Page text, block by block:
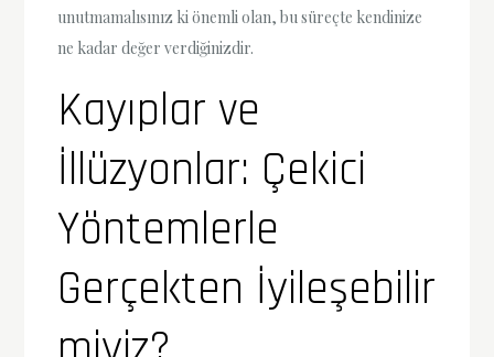
unutmamalısınız ki önemli olan, bu süreçte kendinize
ne kadar değer verdiğinizdir.
Kayıplar ve
İllüzyonlar: Çekici
Yöntemlerle
Gerçekten İyileşebilir